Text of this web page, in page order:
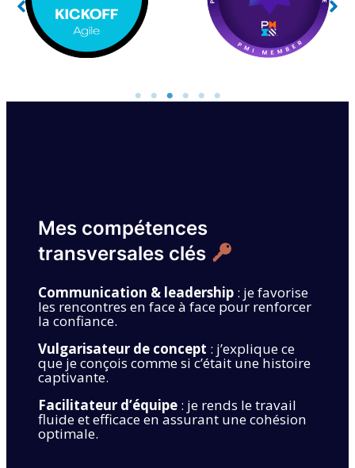
Mes compétences
transversales clés
Communication & leadership : je favorise
les rencontres en face à face pour renforcer
la confiance.
Vulgarisateur de concept : j’explique ce
que je conçois comme si c’était une histoire
captivante.
Facilitateur d’équipe : je rends le travail
fluide et efficace en assurant une cohésion
optimale.